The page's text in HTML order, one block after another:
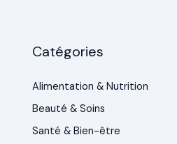
Catégories
Alimentation & Nutrition
Beauté & Soins
Santé & Bien-être